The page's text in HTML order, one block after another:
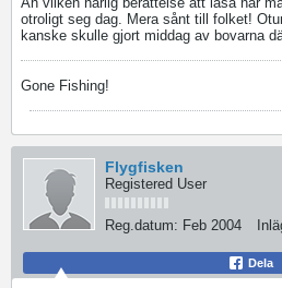
otroligt seg dag. Mera sånt till folket!
kanske skulle gjort middag av bovarna
Gone Fishing!
Flygfisken
Registered User
Reg.datum: Feb 2004
Dela